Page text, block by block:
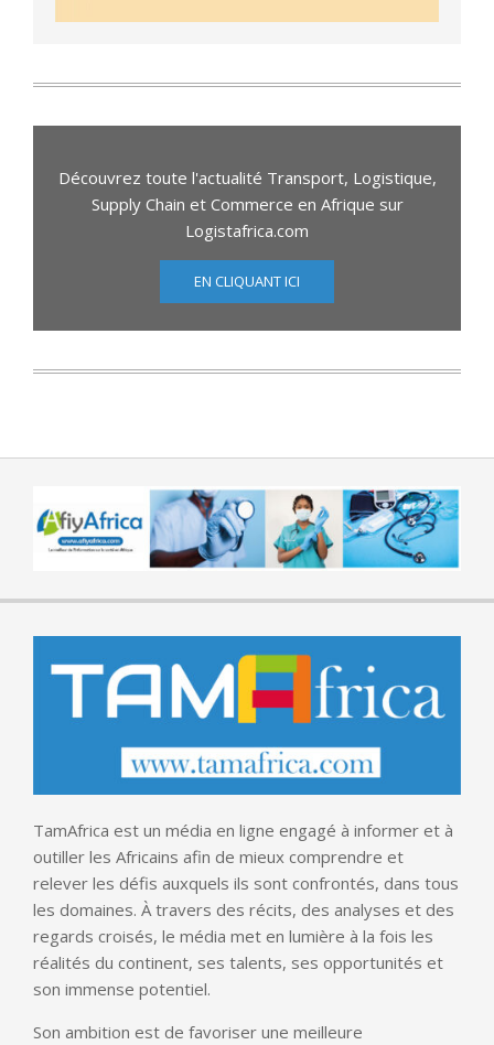
Découvrez toute l'actualité Transport, Logistique,
Supply Chain et Commerce en Afrique sur
Logistafrica.com
EN CLIQUANT ICI
TamAfrica est un média en ligne engagé à informer et à
outiller les Africains afin de mieux comprendre et
relever les défis auxquels ils sont confrontés, dans tous
les domaines. À travers des récits, des analyses et des
regards croisés, le média met en lumière à la fois les
réalités du continent, ses talents, ses opportunités et
son immense potentiel.
Son ambition est de favoriser une meilleure